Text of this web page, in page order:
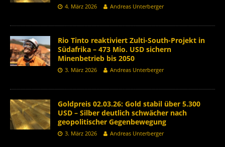
4. März 2026 Andreas Unterberger
Rio Tinto reaktiviert Zulti-South-Projekt in
Südafrika – 473 Mio. USD sichern
Minenbetrieb bis 2050
3. März 2026 Andreas Unterberger
Goldpreis 02.03.26: Gold stabil über 5.300
USD – Silber deutlich schwächer nach
geopolitischer Gegenbewegung
3. März 2026 Andreas Unterberger